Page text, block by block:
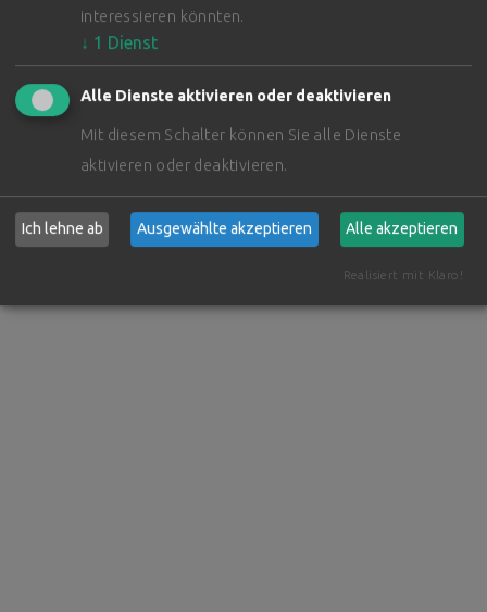
interessieren könnten.
↓ 1 Dienst
Alle Dienste aktivieren oder deaktivieren
Mit diesem Schalter können Sie alle Dienste
aktivieren oder deaktivieren.
Ich lehne ab Ausgewählte akzeptieren Alle akzeptieren
Realisiert mit Klaro!